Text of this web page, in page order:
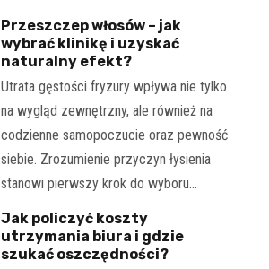
Przeszczep włosów – jak
wybrać klinikę i uzyskać
naturalny efekt?
Utrata gęstości fryzury wpływa nie tylko
na wygląd zewnętrzny, ale również na
codzienne samopoczucie oraz pewność
siebie. Zrozumienie przyczyn łysienia
stanowi pierwszy krok do wyboru…
Jak policzyć koszty
utrzymania biura i gdzie
szukać oszczędności?